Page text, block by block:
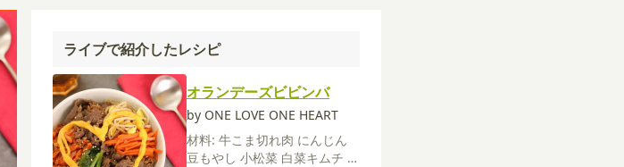
ライブで紹介したレシピ
オランデーズビビンバ
by ONE LOVE ONE HEART
材料: 牛こま切れ肉 にんじん
豆もやし 小松菜 白菜キムチ ご